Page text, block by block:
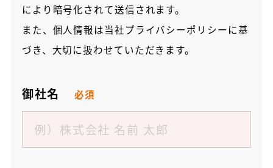
により暗号化されて送信されます。
また、個人情報は当社プライバシーポリシー に基
づき、大切に扱わせていただきます。
御社名 必須